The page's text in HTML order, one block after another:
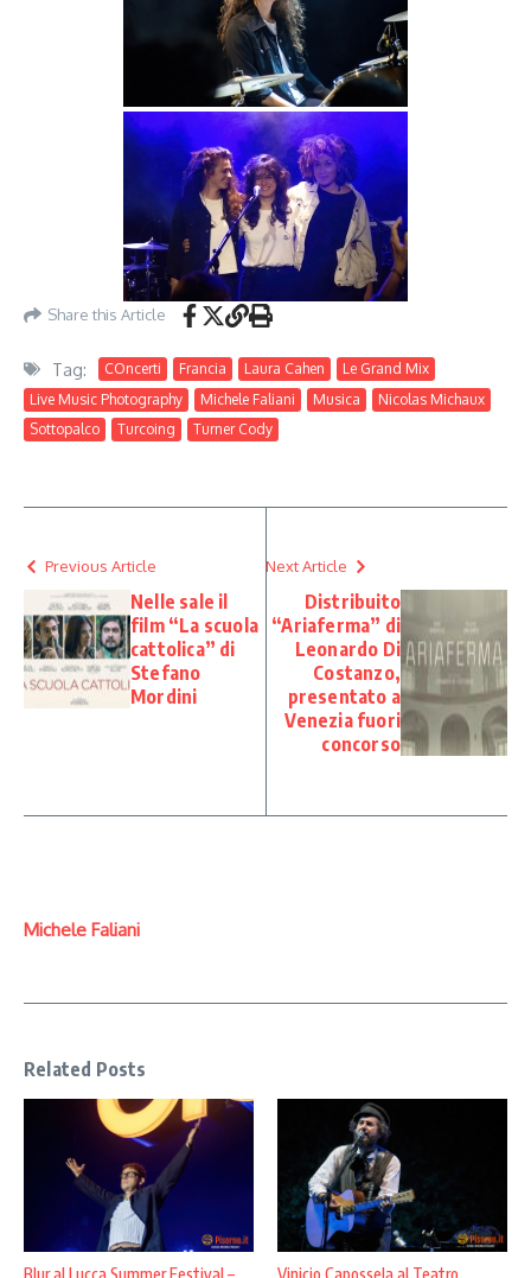
Share this Article
Tag: COncerti Francia Laura Cahen
Le Grand Mix
Live Music Photography
Michele Faliani Musica
Nicolas Michaux
Sottopalco
Turcoing Turner Cody
Previous Article
Nelle sale il
film “La scuola
cattolica” di
Stefano
Mordini
Next Article
Distribuito
“Ariaferma” di
Leonardo Di
Costanzo,
presentato a
Venezia fuori
concorso
Michele Faliani
Related Posts